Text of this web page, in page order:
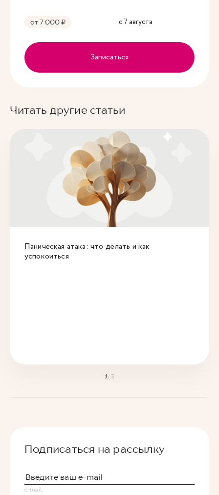
от 7 000 ₽ с 7 августа
Записаться
Читать другие статьи
Паническая атака: что делать и как
успокоиться
1/3
Подписаться на рассылку
e-mail